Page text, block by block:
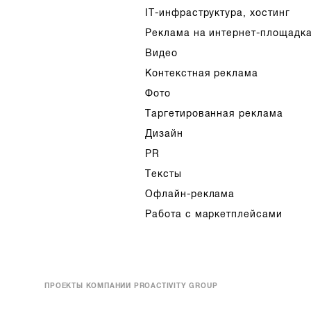
IT-инфраструктура, хостинг
Реклама на интернет-
Видео
Контекстная реклама
Фото
Таргетированная реклама
Дизайн
PR
Тексты
Офлайн-реклама
Работа с маркетплейсами
ПРОЕКТЫ КОМПАНИИ PROACTIVITY GROUP